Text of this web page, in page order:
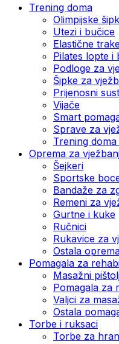
Trening doma
Olimpijske
Utezi i bučice
Elastične
Pilates lopte i
Podloge za
Šipke za
Prijenosni
Vijače
Smart
Sprave za
Trening
Oprema za
Šejkeri
Sportske
Bandaže za
Remeni za
Gurtne i kuke
Ručnici
Rukavice za
Ostala
Pomagala za
Masažni
Pomagala za
Valjci za
Ostala
Torbe i ruksaci
Torbe za